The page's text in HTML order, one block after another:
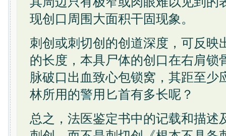
现创口周围大面积干固现象。
刺创或刺切创的创道深度，可反映
的长度，本具尸体的创口在右肩锁
脉破口出血致心包锁窝，其距至少
林所用的警用匕首有多长呢？
总之，法医鉴定书中的记载和描述